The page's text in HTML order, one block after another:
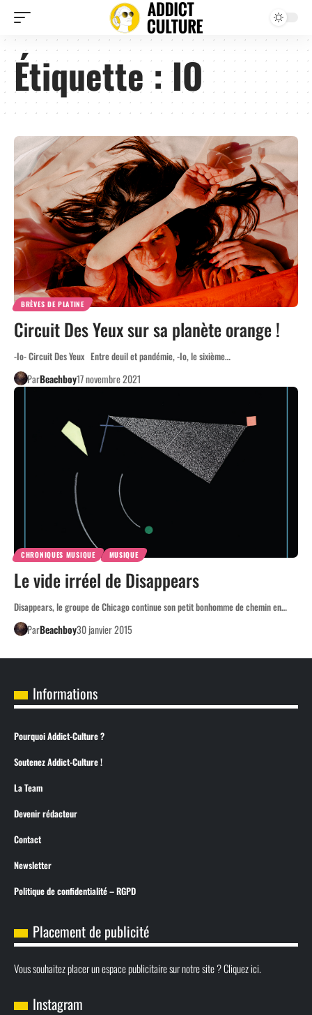
Étiquette :IO
BRÈVES DE PLATINE
Circuit Des Yeux sur sa planète orange !
-Io- Circuit Des Yeux Entre deuil et pandémie, -Io, le sixième…
ParBeachboy17 novembre 2021
CHRONIQUES MUSIQUE MUSIQUE
Le vide irréel de Disappears
Disappears, le groupe de Chicago continue son petit bonhomme de chemin en…
ParBeachboy30 janvier 2015
Informations
Pourquoi Addict-Culture ?
Soutenez Addict-Culture !
La Team
Devenir rédacteur
Contact
Newsletter
Politique de confidentialité – RGPD
Placement de publicité
Vous souhaitez placer un espace publicitaire sur notre site ? Cliquez ici.
Instagram